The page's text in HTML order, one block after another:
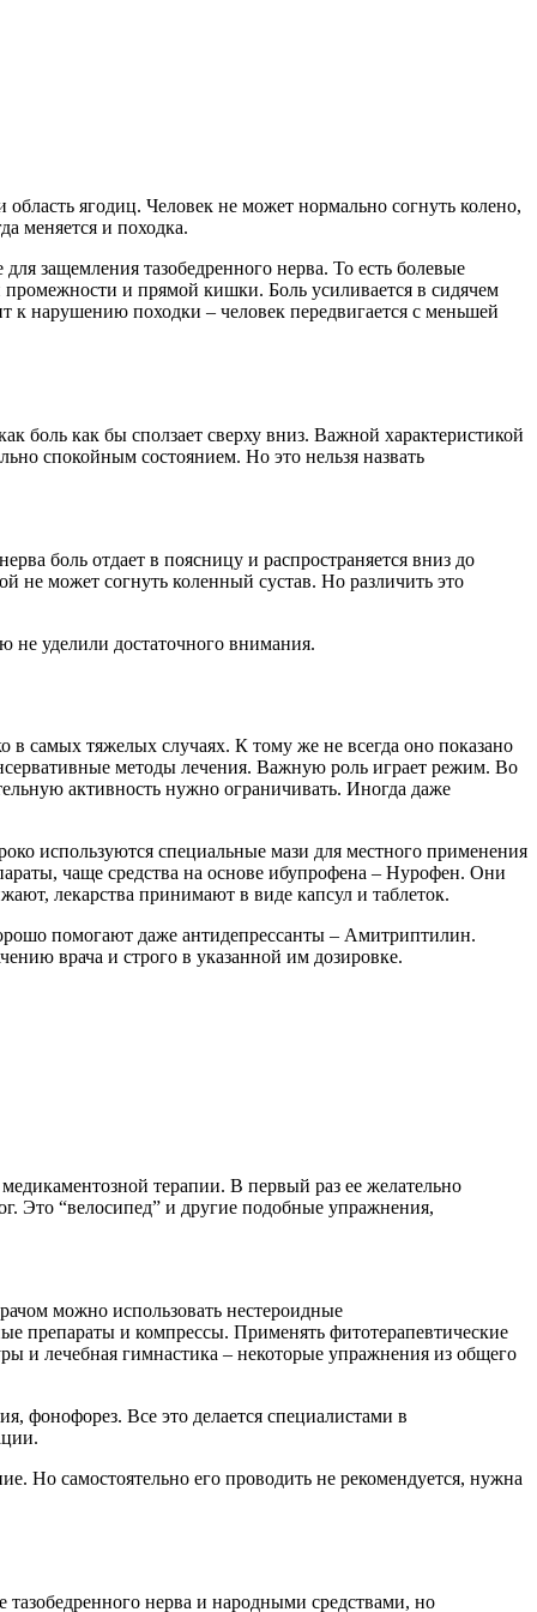
ягодиц. Человек не может нормально согнуть колено,
меняется и походка.
защемления тазобедренного нерва. То есть болевые
и прямой кишки. Боль усиливается в сидячем
к нарушению походки – человек передвигается с меньшей
боль как бы сползает сверху вниз. Важной характеристикой
спокойным состоянием. Но это нельзя назвать
боль отдает в поясницу и распространяется вниз до
не может согнуть коленный сустав. Но различить это
не уделили достаточного внимания.
в самых тяжелых случаях. К тому же не всегда оно показано
методы лечения. Важную роль играет режим. Во
активность нужно ограничивать. Иногда даже
используются специальные мази для местного применения
чаще средства на основе ибупрофена – Нурофен. Они
лекарства принимают в виде капсул и таблеток.
помогают даже антидепрессанты – Амитриптилин.
врача и строго в указанной им дозировке.
терапии. В первый раз ее желательно
Это “велосипед” и другие подобные упражнения,
можно использовать нестероидные
препараты и компрессы. Применять фитотерапевтические
и лечебная гимнастика – некоторые упражнения из общего
фонофорез. Все это делается специалистами в
Но самостоятельно его проводить не рекомендуется, нужна
нерва и народными средствами, но